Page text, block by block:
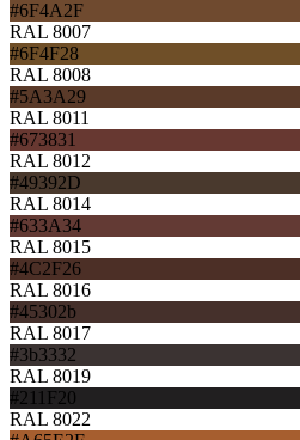
#6F4A2F
RAL 8007
#6F4F28
RAL 8008
#5A3A29
RAL 8011
#673831
RAL 8012
#49392D
RAL 8014
#633A34
RAL 8015
#4C2F26
RAL 8016
#45302b
RAL 8017
#3b3332
RAL 8019
#211F20
RAL 8022